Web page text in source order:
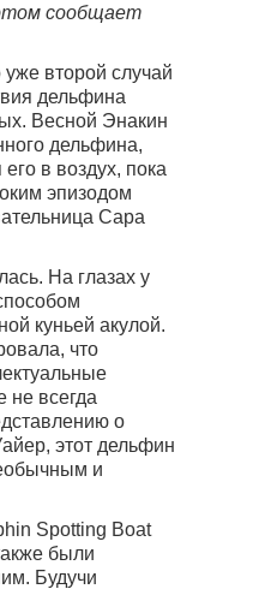
сообщает
уже второй случай
дельфина
Весной Энакин
дельфина,
в воздух, пока
эпизодом
Сара
На глазах у
куньей акулой.
что
не всегда
о
этот дельфин
и
Spotting Boat
были
Будучи